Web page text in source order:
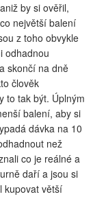
by si ověřil,
největší balení
z toho obvykle
odhadnou
skončí na dně
člověk
to tak být. Úplným
balení, aby si
dávka na 10
než
co je reálné a
daří a jsou si
kupovat větší